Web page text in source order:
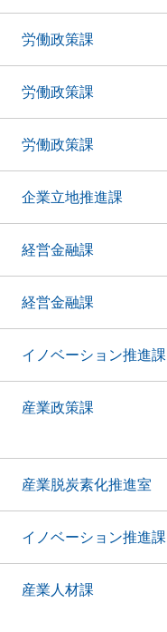
労働政策課
労働政策課
労働政策課
企業立地推進課
経営金融課
経営金融課
イノベーション推進課
産業政策課
産業脱炭素化推進室
イノベーション推進課
産業人材課